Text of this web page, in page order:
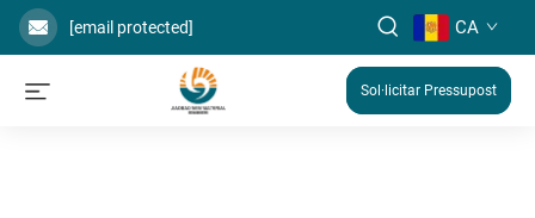
[email protected] CA
Sol·licitar Pressupost